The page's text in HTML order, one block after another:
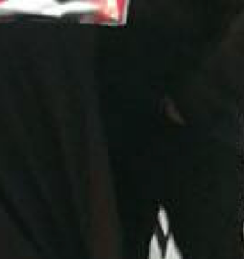
en oubliant, pour un temps et dans
est bien qu’à l’issue de nos débats,
en opposition quand il s’agit de